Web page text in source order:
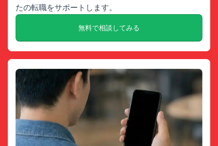
たの転職をサポートします。
無料で相談してみる